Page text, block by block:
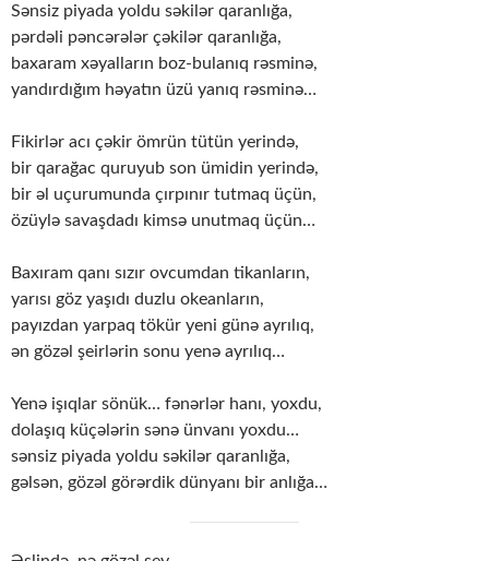
Sənsiz piyada yoldu səkilər qaranlığa,
pərdəli pəncərələr çəkilər qaranlığa,
baxaram xəyalların boz-bulanıq rəsminə,
yandırdığım həyatın üzü yanıq rəsminə…
Fikirlər acı çəkir ömrün tütün yerində,
bir qarağac quruyub son ümidin yerində,
bir əl uçurumunda çırpınır tutmaq üçün,
özüylə savaşdadı kimsə unutmaq üçün…
Baxıram qanı sızır ovcumdan tikanların,
yarısı göz yaşıdı duzlu okeanların,
payızdan yarpaq tökür yeni günə ayrılıq,
ən gözəl şeirlərin sonu yenə ayrılıq…
Yenə işıqlar sönük… fənərlər hanı, yoxdu,
dolaşıq küçələrin sənə ünvanı yoxdu…
sənsiz piyada yoldu səkilər qaranlığa,
gəlsən, gözəl görərdik dünyanı bir anlığa…